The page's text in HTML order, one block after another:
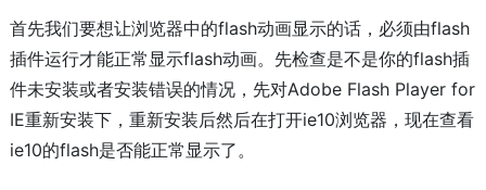
首先我们要想让浏览器中的flash动画显示的话，必须由flash
插件运行才能正常显示flash动画。先检查是不是你的flash插
件未安装或者安装错误的情况，先对Adobe Flash Player for
IE重新安装下，重新安装后然后在打开ie10浏览器，现在查看
ie10的flash是否能正常显示了。